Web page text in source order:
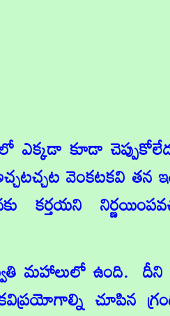
ఎక్కడా కూడా
వెంకటకవి తన
మహాలులో ఉంది. దీని
చూపిన